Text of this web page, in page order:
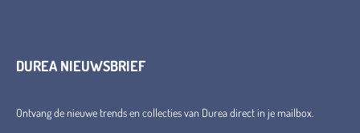
DUREA NIEUWSBRIEF
Ontvang de nieuwe trends en collecties van Durea direct in je mailbox.